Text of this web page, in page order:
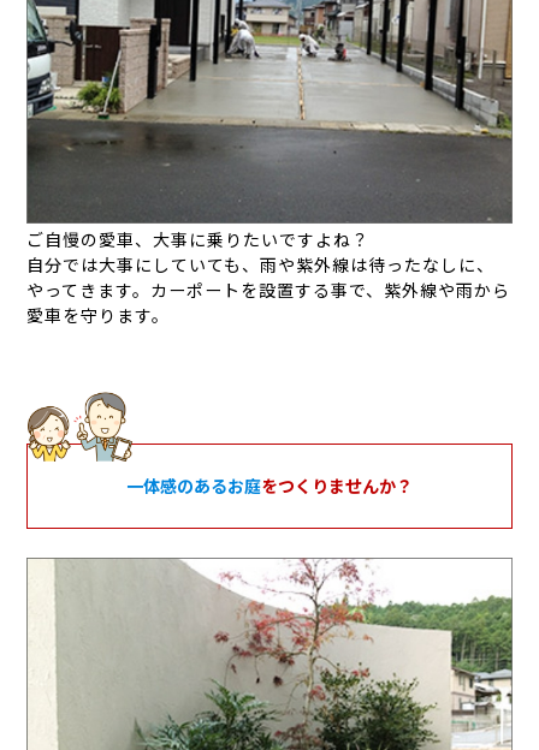
ご自慢の愛車、大事に乗りたいですよね？
自分では大事にしていても、雨や紫外線は待ったなしに、
やってきます。カーポートを設置する事で、紫外線や雨から
愛車を守ります。
一体感のあるお庭をつくりませんか？